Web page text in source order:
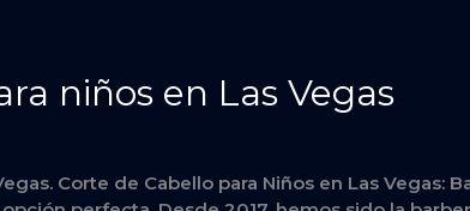
niños en Las Vegas
Corte de Cabello para Niños en Las Vegas: